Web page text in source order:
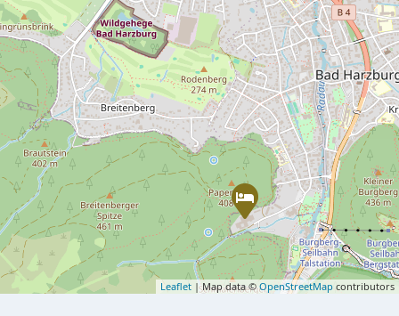
Leaflet | Map data ©OpenStreetMapcontributors